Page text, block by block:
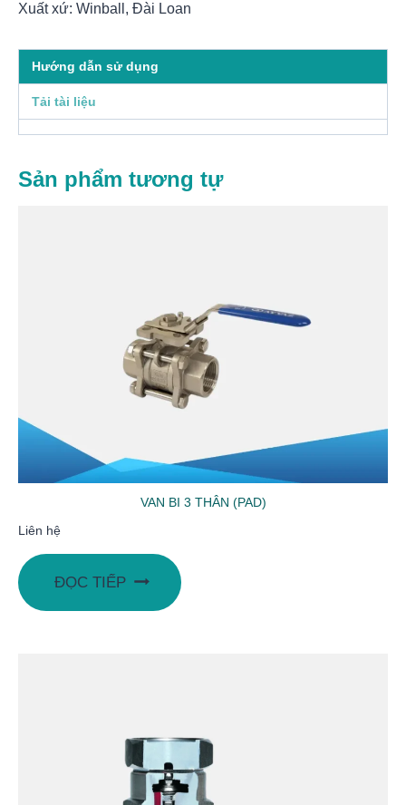
Xuất xứ: Winball, Đài Loan
Hướng dẫn sử dụng
Tải tài liệu
Sản phẩm tương tự
VAN BI 3 THÂN (PAD)
Liên hệ
ĐỌC TIẾP